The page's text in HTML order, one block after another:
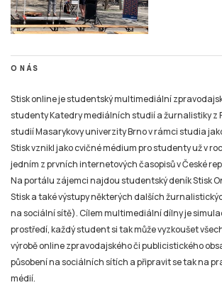
O NÁS
Stisk online je studentský multimediální
studenty Katedry mediálních studií a žurnalistiky z
studií Masarykovy univerzity Brno v rámci studia
Stisk vznikl jako cvičné médium pro studenty už v
jedním z prvních internetových časopisů v České
Na portálu zájemci najdou studentský deník Stisk
Stisk a také výstupy některých dalších
na sociální sítě). Cílem multimediální dílny je
prostředí, každý student si tak může vyzkoušet
výrobě online zpravodajského či publicistického
působení na sociálních sítích a připravit se tak na
médií.